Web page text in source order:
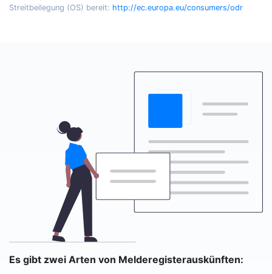
Streitbeilegung (OS) bereit: http://ec.europa.eu/consumers/odr
Es gibt zwei Arten von Melderegisterauskünften: